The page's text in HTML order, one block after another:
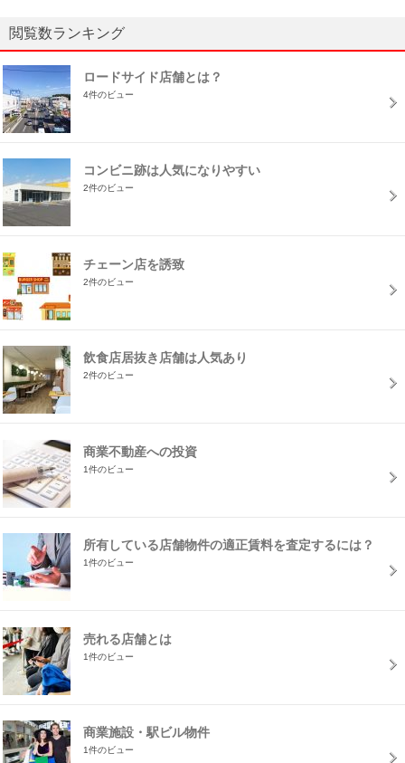
閲覧数ランキング
ロードサイド店舗とは？
4件のビュー
コンビニ跡は人気になりやすい
2件のビュー
チェーン店を誘致
2件のビュー
飲食店居抜き店舗は人気あり
2件のビュー
商業不動産への投資
1件のビュー
所有している店舗物件の適正賃料を査定するには？
1件のビュー
売れる店舗とは
1件のビュー
商業施設・駅ビル物件
1件のビュー